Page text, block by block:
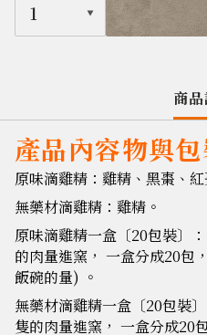
1
商
產品內容物與
原味滴雞精：雞精、黑棗、
無藥材滴雞精：雞精。
原味滴雞精一盒〔20包裝〕
的肉量進窯， 一盒分成20包
飯碗的量) 。
無藥材滴雞精一盒〔20包裝
隻的肉量進窯， 一盒分成20